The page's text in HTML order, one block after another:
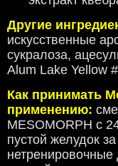
Другие
искусственные
сукралоза,
Alum Lake Yellow
Как принимать
применению:
MESOMORPH с
пустой желудок